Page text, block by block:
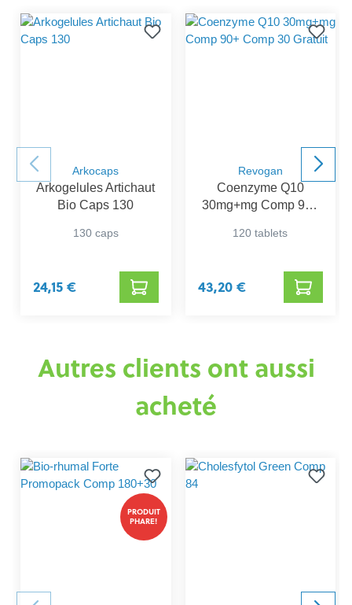
Arkocaps
Arkogelules Artichaut
Bio Caps 130
130 caps
24,15 €
Revogan
Coenzyme Q10
30mg+mg Comp 90+
120 tablets
43,20 €
Autres clients ont aussi
acheté
PRODUIT
PHARE!